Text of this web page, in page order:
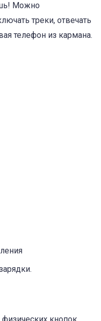
Можно
треки, отвечать
телефон из кармана.